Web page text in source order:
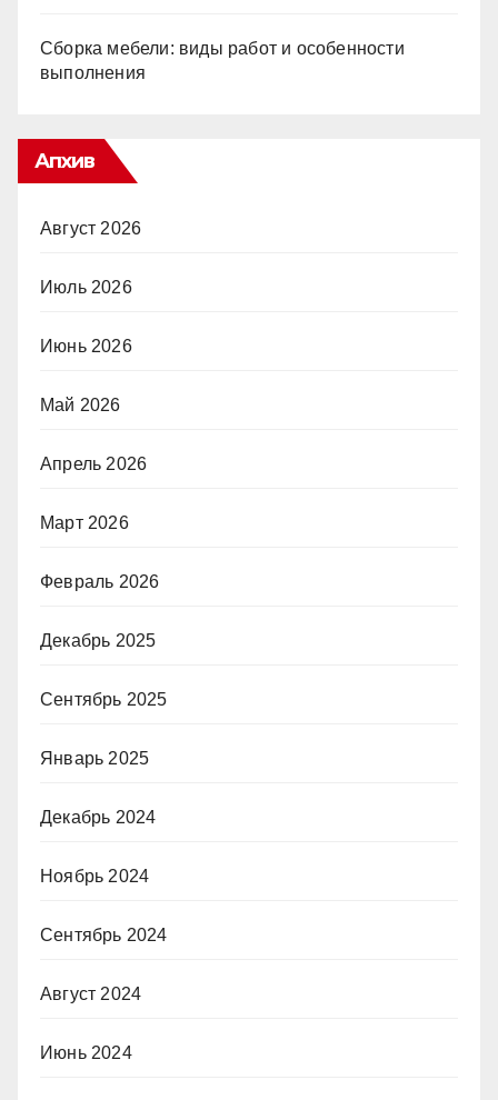
Сборка мебели: виды работ и особенности
выполнения
Апхив
Август 2026
Июль 2026
Июнь 2026
Май 2026
Апрель 2026
Март 2026
Февраль 2026
Декабрь 2025
Сентябрь 2025
Январь 2025
Декабрь 2024
Ноябрь 2024
Сентябрь 2024
Август 2024
Июнь 2024